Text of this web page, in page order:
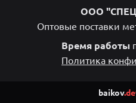
ООО
Оптовые поставки
Время работы
Политика
baikov